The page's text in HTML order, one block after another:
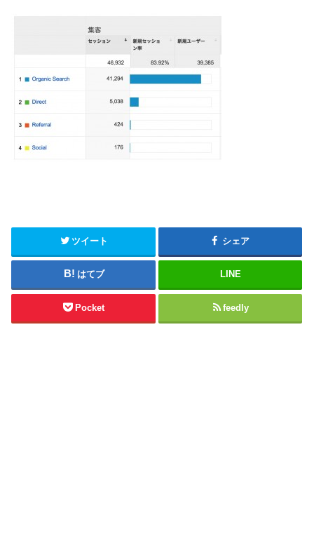
ツイート シェア
はてブ LINE
Pocket feedly